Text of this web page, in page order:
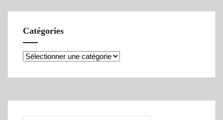
Catégories
Catégories